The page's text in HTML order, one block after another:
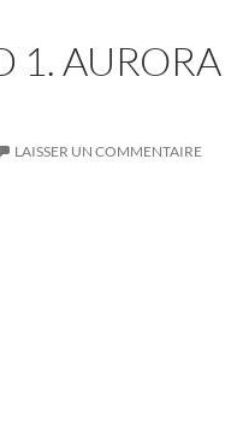
1. AURORA
LAISSER UN COMMENTAIRE